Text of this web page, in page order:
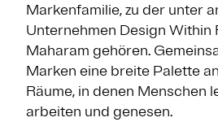
Markenfamilie, zu der unter
Unternehmen Design Within
Maharam gehören.
Marken eine breite Palette
Räume, in denen Menschen
arbeiten und genesen.